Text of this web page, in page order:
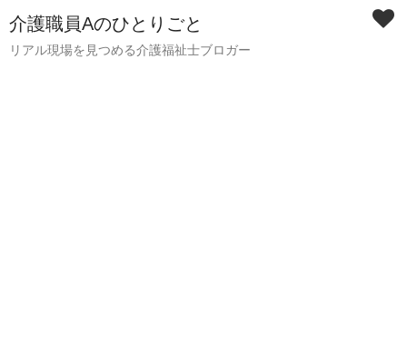
介護職員Aのひとりごと
リアル現場を見つめる介護福祉士ブロガー